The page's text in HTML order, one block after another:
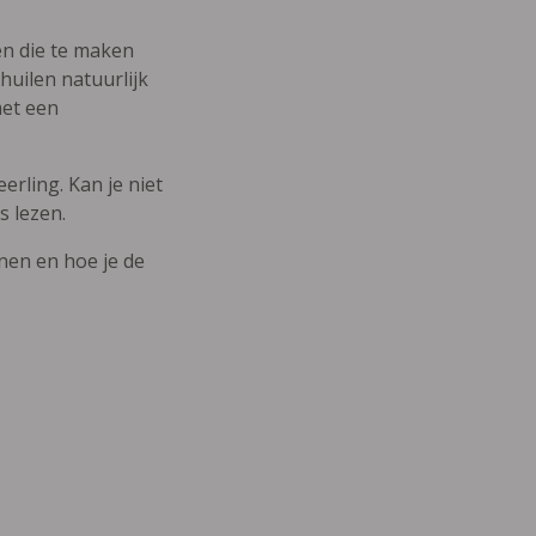
die te maken
natuurlijk
een
Kan je niet
lezen.
en hoe je de